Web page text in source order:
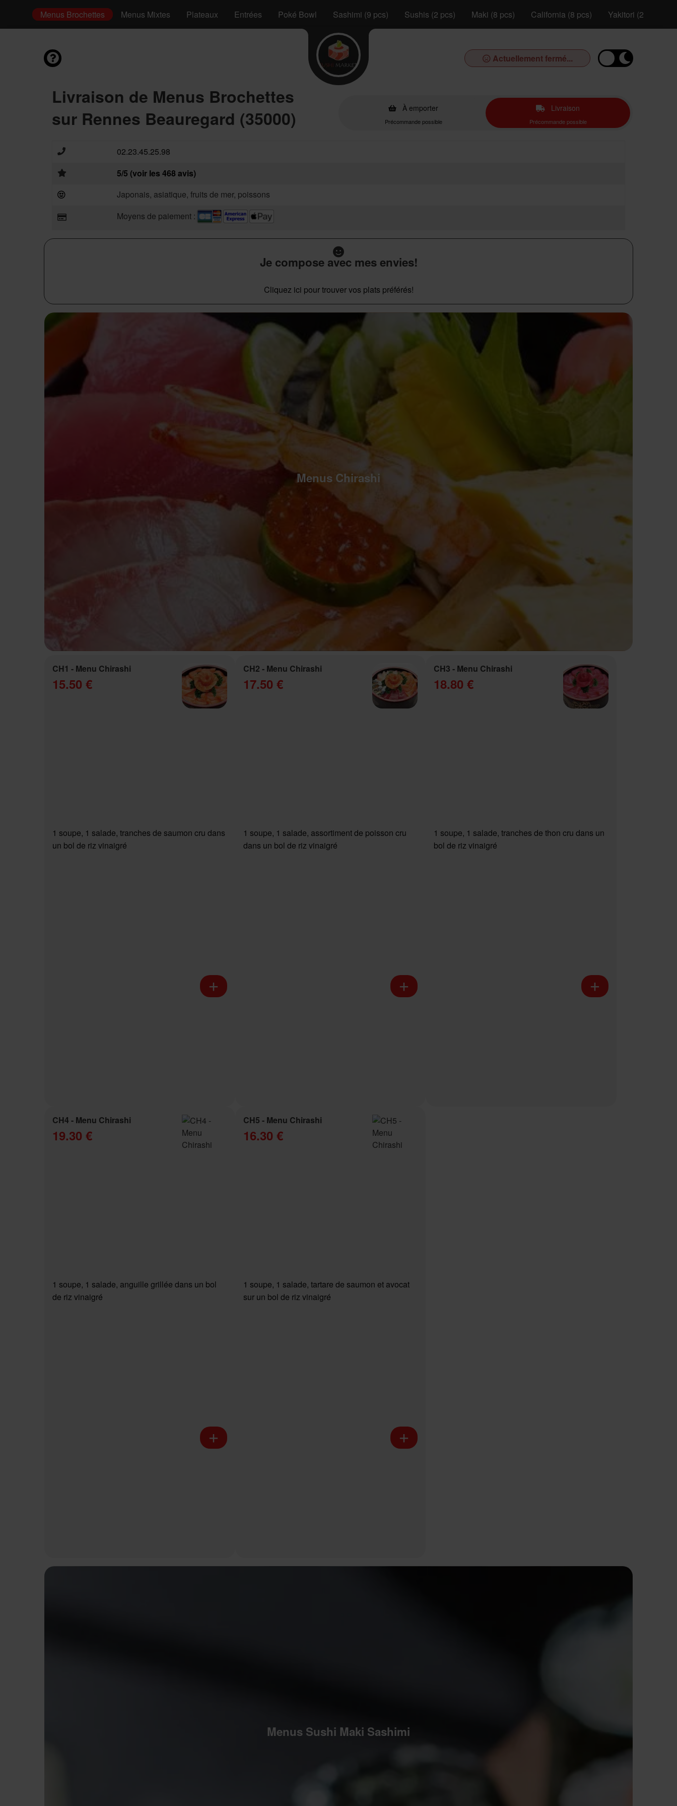
Menus Brochettes Menus Mixtes Plateaux Entrées Poké Bowl Sashimi (9 pcs) Sushis (2 pcs) Maki (8 pcs) California (8 pcs) Yakitori (2 pcs)
Actuellement fermé...
Livraison de Menus Brochettes
sur Rennes Beauregard (35000)
À emporter
Précommande possible
Livraison
Précommande possible
02.23.45.25.98
5/5 (voir les 468 avis)
Japonais, asiatique, fruits de mer, poissons
Moyens de paiement :
Je compose avec mes envies!
Cliquez ici pour trouver vos plats préférés!
Menus Chirashi
CH1 - Menu Chirashi
15.50 €
1 soupe, 1 salade, tranches de saumon cru dans
un bol de riz vinaigré
CH2 - Menu Chirashi
17.50 €
1 soupe, 1 salade, assortiment de poisson cru
dans un bol de riz vinaigré
CH3 - Menu Chirashi
18.80 €
1 soupe, 1 salade, tranches de thon cru dans un
bol de riz vinaigré
CH4 - Menu Chirashi
19.30 €
1 soupe, 1 salade, anguille grillée dans un bol
de riz vinaigré
CH5 - Menu Chirashi
16.30 €
1 soupe, 1 salade, tartare de saumon et avocat
sur un bol de riz vinaigré
Menus Sushi Maki Sashimi